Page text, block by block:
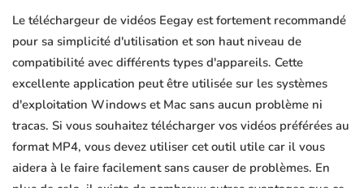
Le téléchargeur de vidéos Eegay est fortement recommandé
pour sa simplicité d'utilisation et son haut niveau de
compatibilité avec différents types d'appareils. Cette
excellente application peut être utilisée sur les systèmes
d'exploitation Windows et Mac sans aucun problème ni
tracas. Si vous souhaitez télécharger vos vidéos préférées au
format MP4, vous devez utiliser cet outil utile car il vous
aidera à le faire facilement sans causer de problèmes. En